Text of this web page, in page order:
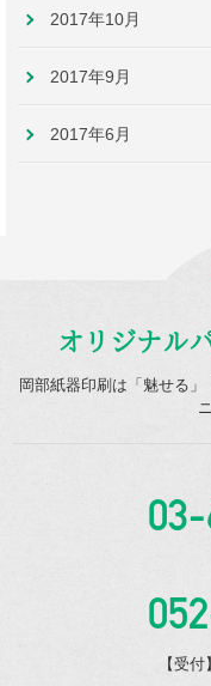
2017年10月
2017年9月
2017年6月
オリジナル
岡部紙器印刷は「魅せる
【受